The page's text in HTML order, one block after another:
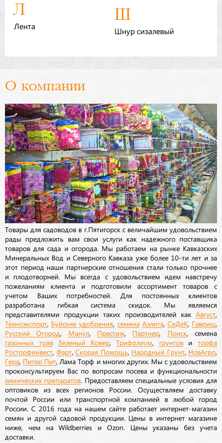
Л
Лента
Ш
Шнур сизалевый
О компании
Товары для садоводов в г.Пятигорск с величайшим удовольствием
рады предложить вам свои услуги как надежного поставщика
товаров для сада и огорода. Мы работаем на рынке Кавказских
Минеральных Вод и Северного Кавказа уже более 10-ти лет и за
этот период наши партнерские отношения стали только прочнее
и плодотворней. Мы всегда с удовольствием идем навстречу
пожеланиям клиента и подготовили ассортимент товаров с
учетом Ваших потребностей. Для постоянных клиентов
разработана гибкая система скидок. Мы являемся
представителями продукции таких производителей как Август
Техноэкспорт Буйские удобрения семена Аэлита, СеДеК Гавриш
Русский Огород Манул, Престиж Партнер Поиск, семена
газонных трав Зеленый Ковер,Трифолиум грунтовиторфа
Росторфинвест Фарт, Скорая Помощь Народный Грунт, НовАгро
Гера Питер Пит , Лама Торф и многих других. Мы с удовольствием
проконсультируем Вас по вопросам посева и функциональности
химических препаратов. Предоставляем специальные условия для
оптовиков из всех регионов России. Осуществляем доставку
почтой России или транспортной компанией в любой город
России. С 2016 года на нашем сайте работает интернет-магазин
семян и другой садовой продукции. Цены в интернет магазине
ниже, чем на Wildberries и Ozon. Цены указаны без учета
доставки.